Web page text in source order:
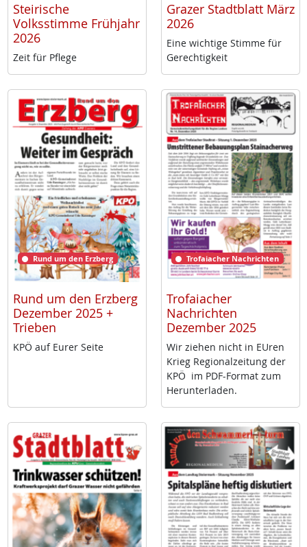
Steirische
Volksstimme Frühjahr
2026
Zeit für Pf­le­ge
Grazer Stadtblatt März
2026
Ei­ne wich­ti­ge Stim­me für
Ge­rech­tig­keit
Rund um den Erzberg
Rund um den Erzberg
Dezember 2025 +
Trieben
KPÖ auf Eu­rer Sei­te
Trofaiacher Nachrichten
Trofaiacher
Nachrichten
Dezember 2025
Wir zie­hen nicht in EU­ren
Krieg Re­gio­nal­zei­tung der
KPÖ im PDF-For­mat zum
Her­un­ter­la­den.